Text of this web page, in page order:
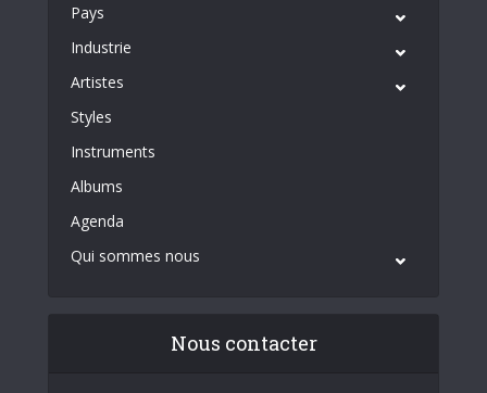
Pays
Industrie
Artistes
Styles
Instruments
Albums
Agenda
Qui sommes nous
Nous contacter